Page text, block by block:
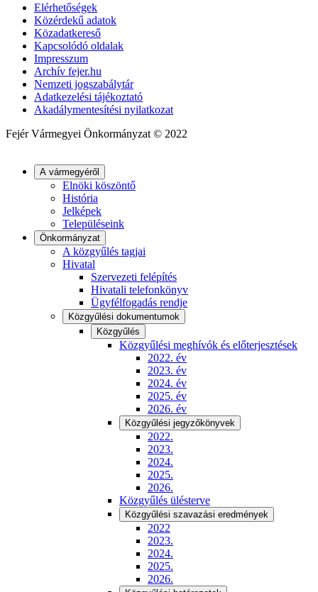
Elérhetőségek
Közérdekű adatok
Közadatkereső
Kapcsolódó oldalak
Impresszum
Archív fejer.hu
Nemzeti jogszabálytár
Adatkezelési tájékoztató
Akadálymentesítési nyilatkozat
Fejér Vármegyei Önkormányzat © 2022
A vármegyéről
Elnöki köszöntő
História
Jelképek
Településeink
Önkormányzat
A közgyűlés tagjai
Hivatal
Szervezeti felépítés
Hivatali telefonkönyv
Ügyfélfogadás rendje
Közgyűlési dokumentumok
Közgyűlés
Közgyűlési meghívók és előterjesztések
2022. év
2023. év
2024. év
2025. év
2026. év
Közgyűlési jegyzőkönyvek
2022.
2023.
2024.
2025.
2026.
Közgyűlés ülésterve
Közgyűlési szavazási eredmények
2022
2023.
2024.
2025.
2026.